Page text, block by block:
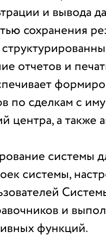
и вывода
сохранения
отчетов и
по сделкам с
центра, а также
системы
системы,
и
функций.